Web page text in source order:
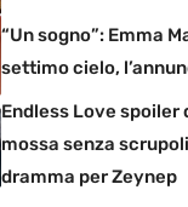
“Un sogno”: Emma
settimo cielo,
Endless Love spoiler
mossa senza
dramma per Zeynep